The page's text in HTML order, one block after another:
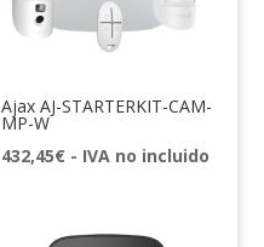
Ajax AJ-STARTERKIT-CAM-
MP-W
432,45€ - IVA no incluido